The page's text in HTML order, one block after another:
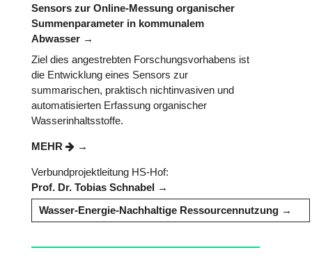
Sensors zur Online-Messung organischer
Summenparameter in kommunalem
Abwasser
Ziel dies angestrebten Forschungsvorhabens ist
die Entwicklung eines Sensors zur
summarischen, praktisch nichtinvasiven und
automatisierten Erfassung organischer
Wasserinhaltsstoffe.
MEHR
Verbundprojektleitung HS-Hof:
Prof. Dr. Tobias Schnabel
Wasser-Energie-Nachhaltige Ressourcennutzung